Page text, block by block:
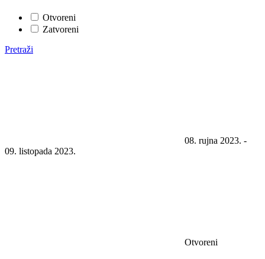
Otvoreni
Zatvoreni
Pretraži
08. rujna 2023. -
09. listopada 2023.
Otvoreni